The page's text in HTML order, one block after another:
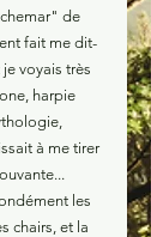
de
fait me dit-
voyais très
harpie
à me tirer
les
chairs, et la